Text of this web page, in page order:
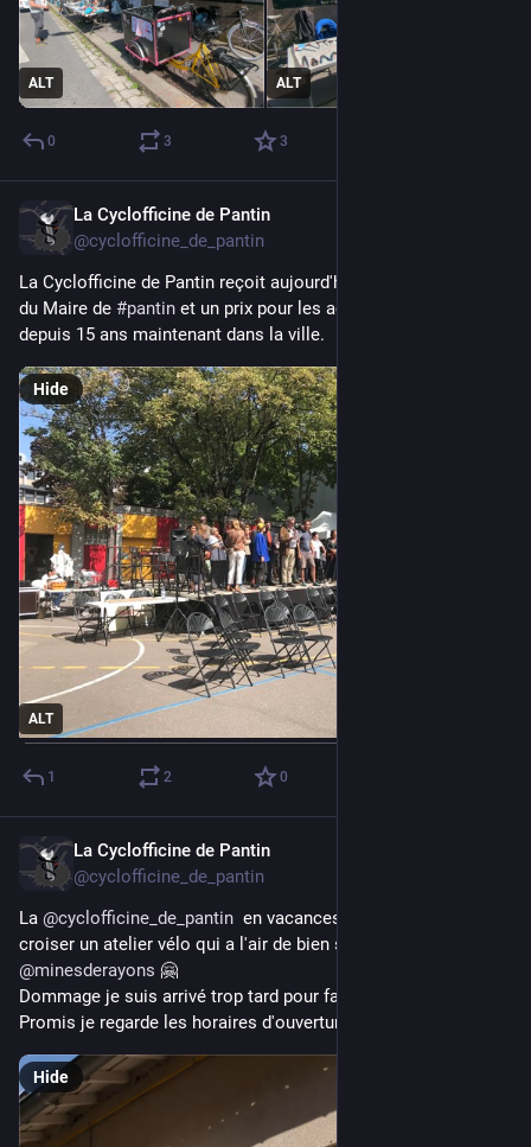
ALT ALT
0 3 3
La Cyclofficine de Pantin
@cyclofficine_de_pantin
La Cyclofficine de Pantin reçoit aujourd'hui les remerciements
du Maire de #pantin et un prix pour les actions que l'on mène
depuis 15 ans maintenant dans la ville.
ALT
Hide
1 2 0
La Cyclofficine de Pantin
@cyclofficine_de_pantin
La @cyclofficine_de_pantin
  en vacances. Ça fait plaisir de
croiser un atelier vélo qui a l'air de bien se porter
@minesderayons 🤗
Dommage je suis arrivé trop tard pour faire un coucou.
Promis je regarde les horaires d'ouvertures le prochain coup.
Hide